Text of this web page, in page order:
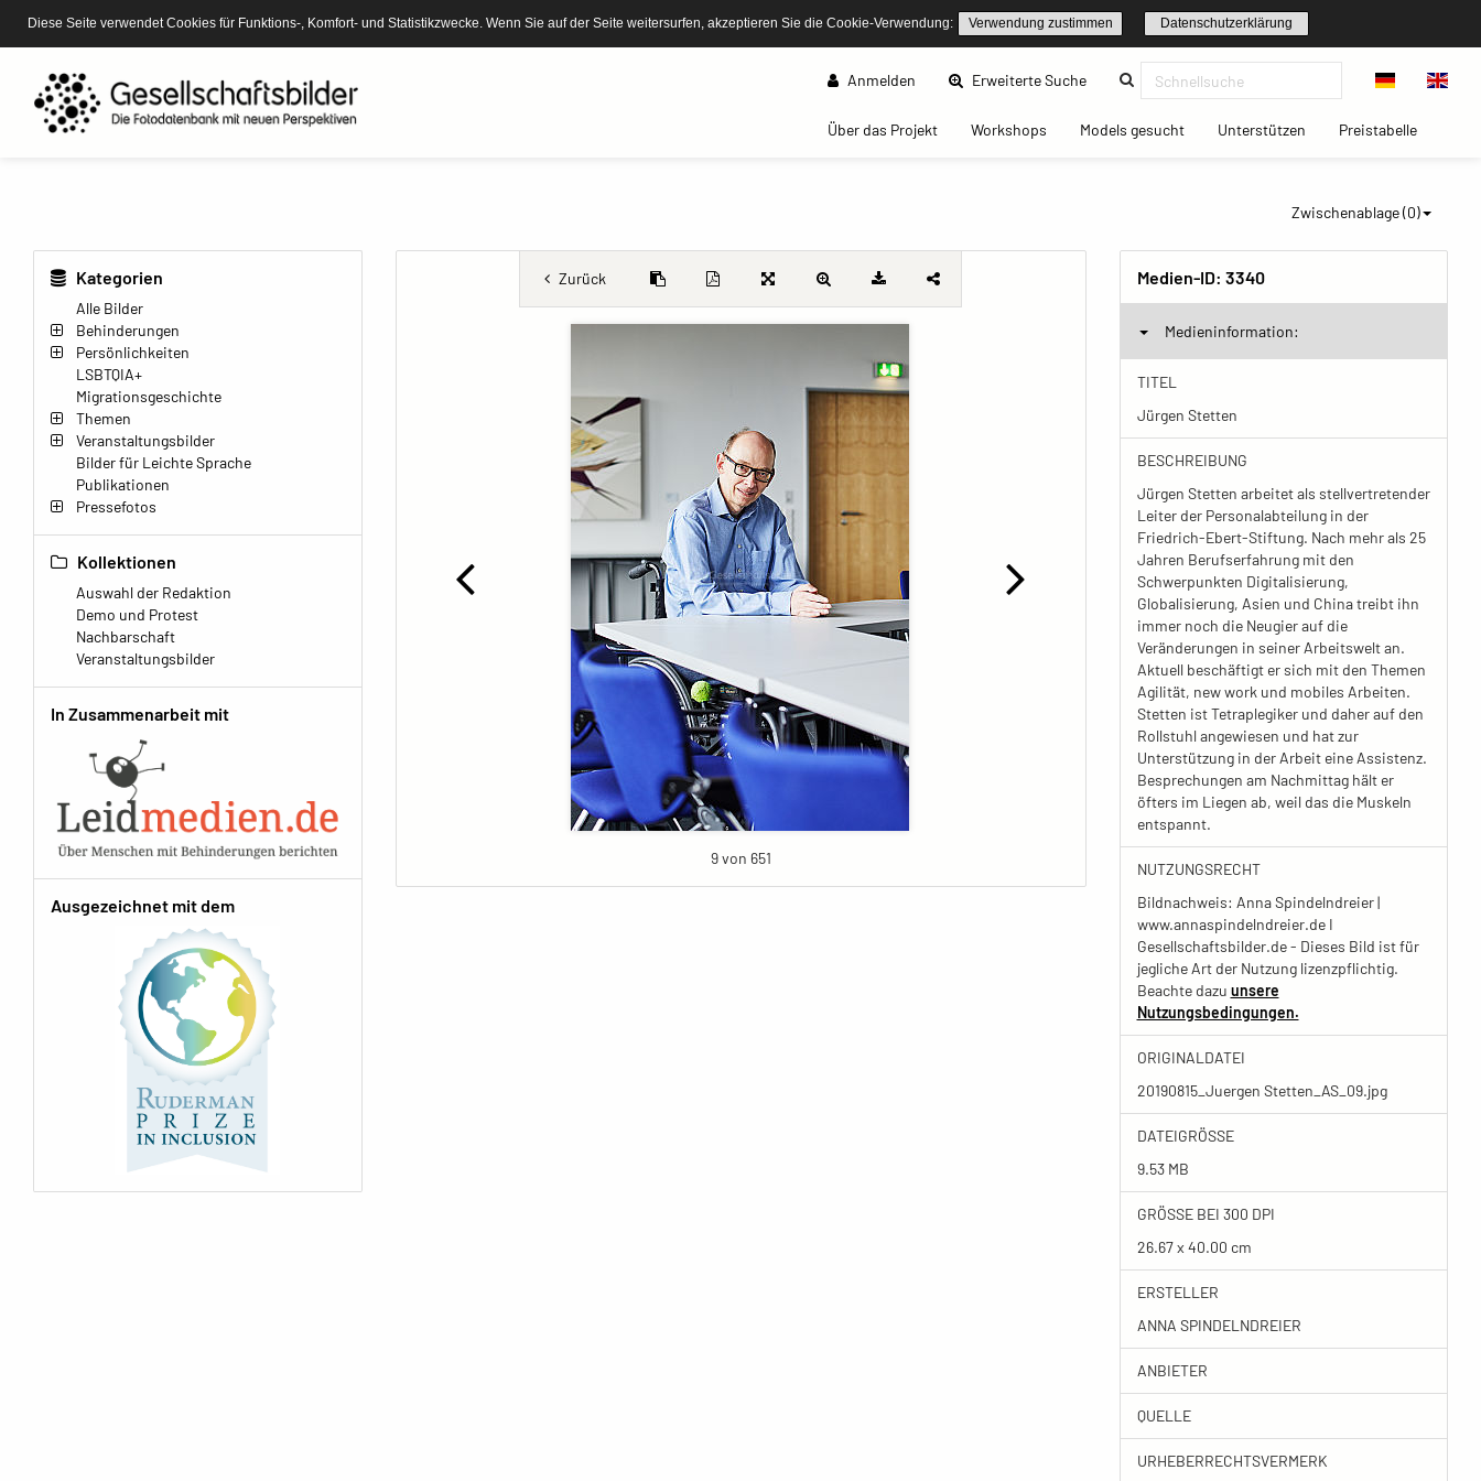
Diese Seite verwendet Cookies für Funktions-, Komfort- und Statistikzwecke. Wenn Sie auf der Seite weitersurfen, akzeptieren Sie die Cookie-Verwendung: Verwendung zustimmen Datenschutzerklärung
Anmelden Erweiterte Suche(current)
Über das Projekt(current)Workshops(current)Models gesucht(current)Unterstützen(current)Preistabelle(current)
Zwischenablage (0)
Kategorien
Alle Bilder
Behinderungen
Persönlichkeiten
LSBTQIA+
Migrationsgeschichte
Themen
Veranstaltungsbilder
Bilder für Leichte Sprache
Publikationen
Pressefotos
Kollektionen
Auswahl der Redaktion
Demo und Protest
Nachbarschaft
Veranstaltungsbilder
In Zusammenarbeit mit
Ausgezeichnet mit dem
Zurück
9 von 651
Medien-ID: 3340
Medieninformation:
TITEL
Jürgen Stetten
BESCHREIBUNG
Jürgen Stetten arbeitet als stellvertretender
Leiter der Personalabteilung in der
Friedrich-Ebert-Stiftung. Nach mehr als 25
Jahren Berufserfahrung mit den
Schwerpunkten Digitalisierung,
Globalisierung, Asien und China treibt ihn
immer noch die Neugier auf die
Veränderungen in seiner Arbeitswelt an.
Aktuell beschäftigt er sich mit den Themen
Agilität, new work und mobiles Arbeiten.
Stetten ist Tetraplegiker und daher auf den
Rollstuhl angewiesen und hat zur
Unterstützung in der Arbeit eine Assistenz.
Besprechungen am Nachmittag hält er
öfters im Liegen ab, weil das die Muskeln
entspannt.
NUTZUNGSRECHT
Bildnachweis: Anna Spindelndreier |
www.annaspindelndreier.de I
Gesellschaftsbilder.de - Dieses Bild ist für
jegliche Art der Nutzung lizenzpflichtig.
Beachte dazu unsere
Nutzungsbedingungen.
ORIGINALDATEI
20190815_Juergen Stetten_AS_09.jpg
DATEIGRÖSSE
9.53 MB
GRÖSSE BEI 300 DPI
26.67 x 40.00 cm
ERSTELLER
ANNA SPINDELNDREIER
ANBIETER
QUELLE
URHEBERRECHTSVERMERK